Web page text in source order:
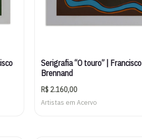
Serigrafia “O touro” | Francisco
Brennand
R$ 2.160,00
Artistas em Acervo